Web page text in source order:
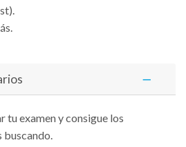
tu examen y consigue los